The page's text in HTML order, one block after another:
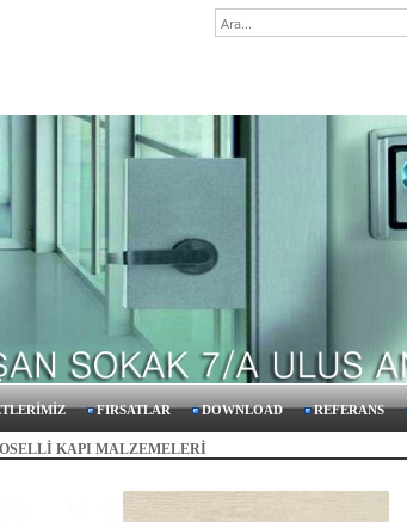
FIRSATLAR DOWNLOAD REFERANS
KAPI MALZEMELERİ